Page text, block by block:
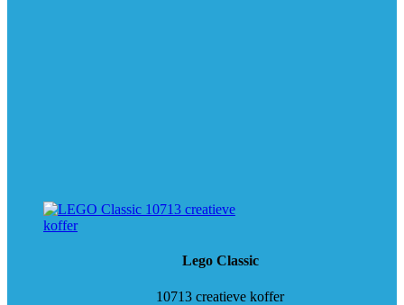
Lego Classic
10713 creatieve koffer